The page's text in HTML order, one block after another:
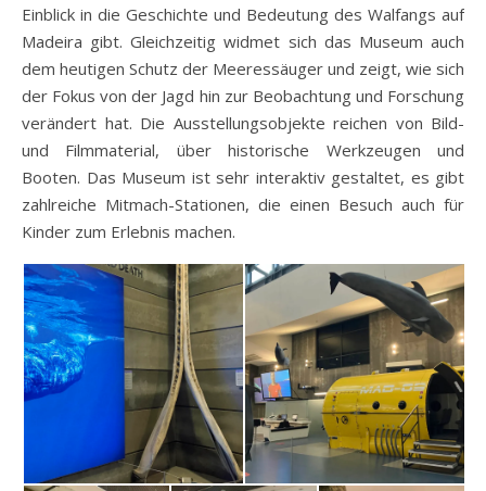
Einblick in die Geschichte und Bedeutung des Walfangs auf
Madeira gibt. Gleichzeitig widmet sich das Museum auch
dem heutigen Schutz der Meeressäuger und zeigt, wie sich
der Fokus von der Jagd hin zur Beobachtung und Forschung
verändert hat. Die Ausstellungsobjekte reichen von Bild-
und Filmmaterial, über historische Werkzeugen und
Booten. Das Museum ist sehr interaktiv gestaltet, es gibt
zahlreiche Mitmach-Stationen, die einen Besuch auch für
Kinder zum Erlebnis machen.